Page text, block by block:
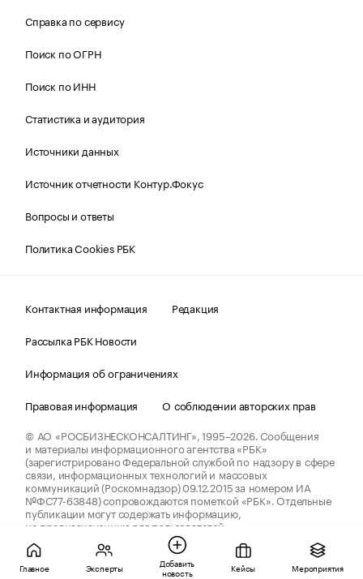
Справка по сервису
Поиск по ОГРН
Поиск по ИНН
Статистика и аудитория
Источники данных
Источник отчетности Контур.Фокус
Вопросы и ответы
Политика Cookies РБК
Контактная информация
Редакция
Рассылка РБК Новости
Информация об ограничениях
Правовая информация
О соблюдении авторских прав
© АО «РОСБИЗНЕСКОНСАЛТИНГ»,1995–2026.Сообщения
и материалы информационного агентства «РБК»
(зарегистрировано Федеральной службой по надзору в сфере
связи, информационных технологий и массовых
коммуникаций (Роскомнадзор) 09.12.2015 за номером ИА
№ФС77-63848) сопровождаются пометкой «РБК». Отдельные
публикации могут содержать информацию,
не предназначенную для пользователей
до 18 лет.
companycardsfeedback@rbc.ru
Главное Эксперты Добавить
новость Кейсы Мероприятия